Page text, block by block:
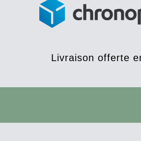
Livraison offerte